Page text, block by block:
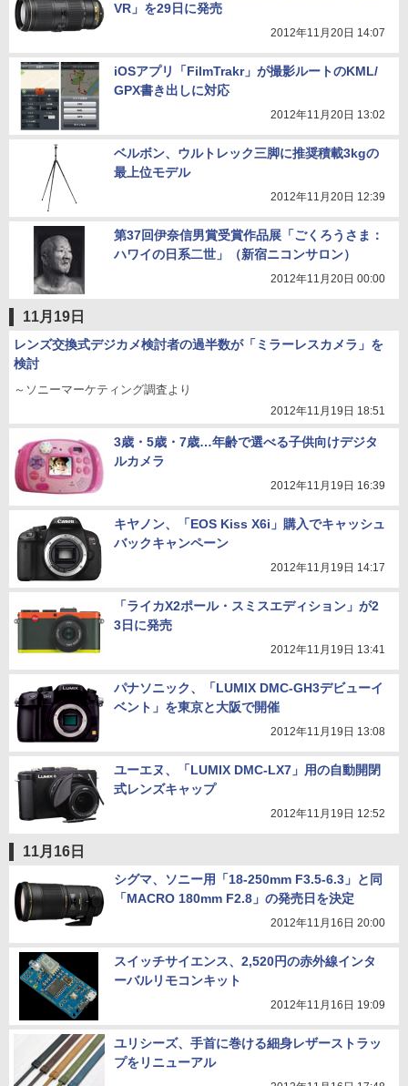
VR」を29日に発売
2012年11月20日 14:07
iOSアプリ「FilmTrakr」が撮影ルートのKML/
GPX書き出しに対応
2012年11月20日 13:02
ベルボン、ウルトレック三脚に推奨積載3kgの
最上位モデル
2012年11月20日 12:39
第37回伊奈信男賞受賞作品展「ごくろうさま：
ハワイの日系二世」（新宿ニコンサロン）
2012年11月20日 00:00
11月19日
レンズ交換式デジカメ検討者の過半数が「ミラーレスカメラ」を
検討
～ソニーマーケティング調査より
2012年11月19日 18:51
3歳・5歳・7歳…年齢で選べる子供向けデジタ
ルカメラ
2012年11月19日 16:39
キヤノン、「EOS Kiss X6i」購入でキャッシュ
バックキャンペーン
2012年11月19日 14:17
「ライカX2ポール・スミスエディション」が2
3日に発売
2012年11月19日 13:41
パナソニック、「LUMIX DMC-GH3デビューイ
ベント」を東京と大阪で開催
2012年11月19日 13:08
ユーエヌ、「LUMIX DMC-LX7」用の自動開閉
式レンズキャップ
2012年11月19日 12:52
11月16日
シグマ、ソニー用「18-250mm F3.5-6.3」と同
「MACRO 180mm F2.8」の発売日を決定
2012年11月16日 20:00
スイッチサイエンス、2,520円の赤外線インタ
ーバルリモコンキット
2012年11月16日 19:09
ユリシーズ、手首に巻ける細身レザーストラッ
プをリニューアル